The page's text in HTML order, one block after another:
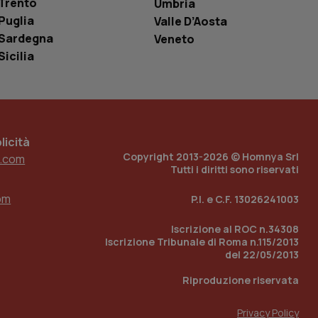
Umbria
Valle D’Aosta
Veneto
Copyright 2013-2026 © Homnya Srl
Tutti i diritti sono riservati
P.I. e C.F. 13026241003
Iscrizione al ROC n.34308
Iscrizione Tribunale di Roma n.115/2013
del 22/05/2013
Riproduzione riservata
Privacy Policy
in cui viene
sito, ma un
di accesso per
Analytics
per mantenere
traccia
incorporati
del sito web sta
traccia